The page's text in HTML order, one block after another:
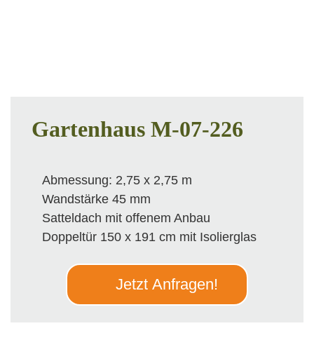
Gartenhaus M-07-226
Abmessung: 2,75 x 2,75 m
Wandstärke 45 mm
Satteldach mit offenem Anbau
Doppeltür 150 x 191 cm mit Isolierglas
Jetzt Anfragen!